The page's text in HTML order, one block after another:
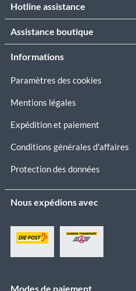
Hotline assistance
Assistance boutique
Informations
Paramètres des cookies
Mentions légales
Expédition et paiement
Conditions générales d'affaires
Protection des données
Nous expédions avec
Modes de paiement